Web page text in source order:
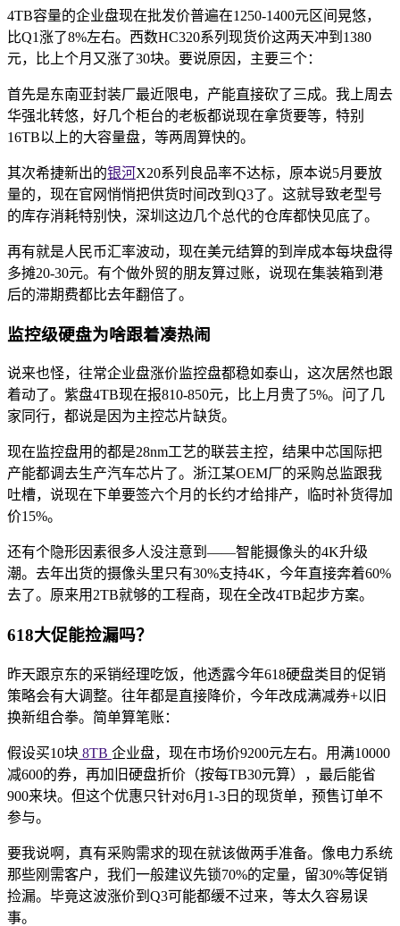
4TB容量的企业盘现在批发价普遍在1250-1400元区间晃悠，
比Q1涨了8%左右。西数HC320系列现货价这两天冲到1380
元，比上个月又涨了30块。要说原因，主要三个：
首先是东南亚封装厂最近限电，产能直接砍了三成。我上周去
华强北转悠，好几个柜台的老板都说现在拿货要等，特别
16TB以上的大容量盘，等两周算快的。
其次希捷新出的银河X20系列良品率不达标，原本说5月要放
量的，现在官网悄悄把供货时间改到Q3了。这就导致老型号
的库存消耗特别快，深圳这边几个总代的仓库都快见底了。
再有就是人民币汇率波动，现在美元结算的到岸成本每块盘得
多摊20-30元。有个做外贸的朋友算过账，说现在集装箱到港
后的滞期费都比去年翻倍了。
监控级硬盘为啥跟着凑热闹
说来也怪，往常企业盘涨价监控盘都稳如泰山，这次居然也跟
着动了。紫盘4TB现在报810-850元，比上月贵了5%。问了几
家同行，都说是因为主控芯片缺货。
现在监控盘用的都是28nm工艺的联芸主控，结果中芯国际把
产能都调去生产汽车芯片了。浙江某OEM厂的采购总监跟我
吐槽，说现在下单要签六个月的长约才给排产，临时补货得加
价15%。
还有个隐形因素很多人没注意到——智能摄像头的4K升级
潮。去年出货的摄像头里只有30%支持4K，今年直接奔着60%
去了。原来用2TB就够的工程商，现在全改4TB起步方案。
618大促能捡漏吗？
昨天跟京东的采销经理吃饭，他透露今年618硬盘类目的促销
策略会有大调整。往年都是直接降价，今年改成满减券+以旧
换新组合拳。简单算笔账：
假设买10块 8TB 企业盘，现在市场价9200元左右。用满10000
减600的券，再加旧硬盘折价（按每TB30元算），最后能省
900来块。但这个优惠只针对6月1-3日的现货单，预售订单不
参与。
要我说啊，真有采购需求的现在就该做两手准备。像电力系统
那些刚需客户，我们一般建议先锁70%的定量，留30%等促销
捡漏。毕竟这波涨价到Q3可能都缓不过来，等太久容易误
事。